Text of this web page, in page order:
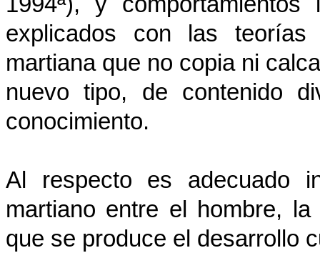
explicados con las teorías
martiana que no copia ni
nuevo tipo, de contenido
conocimiento.
Al respecto es adecuado
martiano entre el hombre,
que se produce el desarrollo